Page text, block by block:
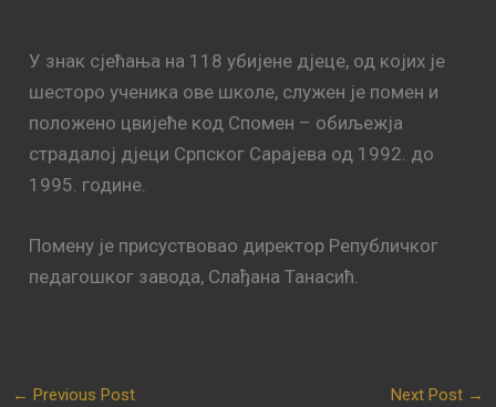
У знак сјећања на 118 убијене дјеце, од којих је
шесторо ученика ове школе, служен је помен и
положено цвијеће код Спомен – обиљежја
страдалој дјеци Српског Сарајева од 1992. до
1995. године.
Помену је присуствовао директор Републичког
педагошког завода, Слађана Танасић.
← Previous Post Next Post →